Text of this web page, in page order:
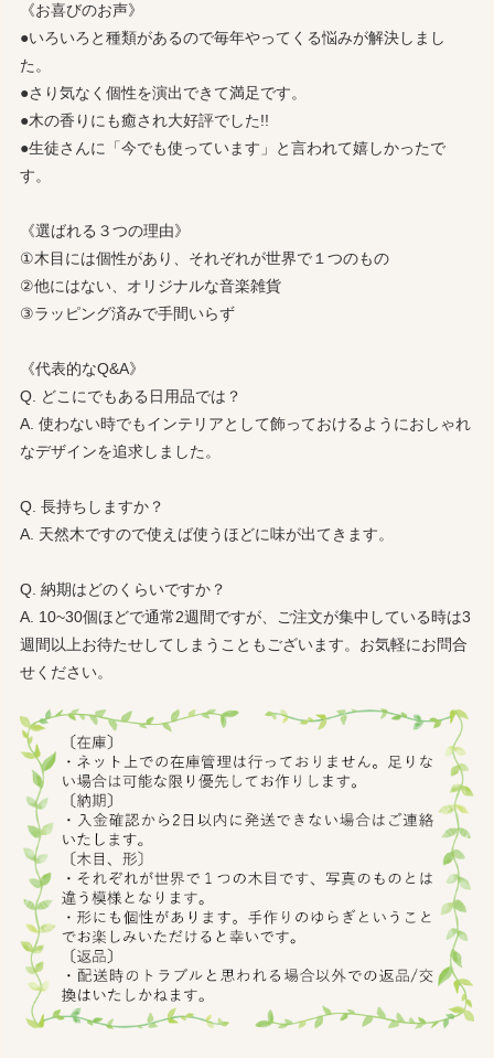
《お喜びのお声》
●いろいろと種類があるので毎年やってくる悩みが解決しまし
た。
●さり気なく個性を演出できて満足です。
●木の香りにも癒され大好評でした!!
●生徒さんに「今でも使っています」と言われて嬉しかったで
す。
《選ばれる３つの理由》
①木目には個性があり、それぞれが世界で１つのもの
②他にはない、オリジナルな音楽雑貨
③ラッピング済みで手間いらず
《代表的なQ&A》
Q. どこにでもある日用品では？
A. 使わない時でもインテリアとして飾っておけるようにおしゃれ
なデザインを追求しました。
Q. 長持ちしますか？
A. 天然木ですので使えば使うほどに味が出てきます。
Q. 納期はどのくらいですか？
A. 10~30個ほどで通常2週間ですが、ご注文が集中している時は3
週間以上お待たせしてしまうこともございます。お気軽にお問合
せください。